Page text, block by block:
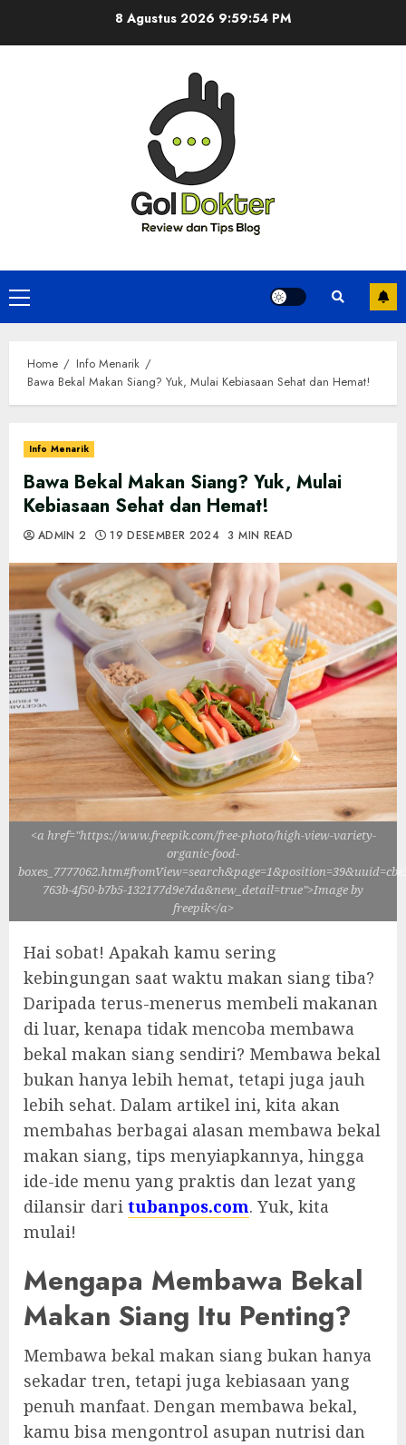
8 Agustus 2026 9:59:55 PM
Primary
Menu
Home
Info Menarik
Bawa Bekal Makan Siang? Yuk, Mulai Kebiasaan Sehat dan Hemat!
Info Menarik
Bawa Bekal Makan Siang? Yuk, Mulai
Kebiasaan Sehat dan Hemat!
ADMIN 2 19 DESEMBER 2024 3 MIN READ
<a href="https://www.freepik.com/free-photo/high-view-variety-
organic-food-
763b-4f50-b7b5-132177d9e7da&new_detail=true">Image by
freepik</a>
Hai sobat! Apakah kamu sering
kebingungan saat waktu makan siang tiba?
Daripada terus-menerus membeli makanan
di luar, kenapa tidak mencoba membawa
bekal makan siang sendiri? Membawa bekal
bukan hanya lebih hemat, tetapi juga jauh
lebih sehat. Dalam artikel ini, kita akan
membahas berbagai alasan membawa bekal
makan siang, tips menyiapkannya, hingga
ide-ide menu yang praktis dan lezat yang
dilansir dari tubanpos.com. Yuk, kita
mulai!
Mengapa Membawa Bekal
Makan Siang Itu Penting?
Membawa bekal makan siang bukan hanya
sekadar tren, tetapi juga kebiasaan yang
penuh manfaat. Dengan membawa bekal,
kamu bisa mengontrol asupan nutrisi dan